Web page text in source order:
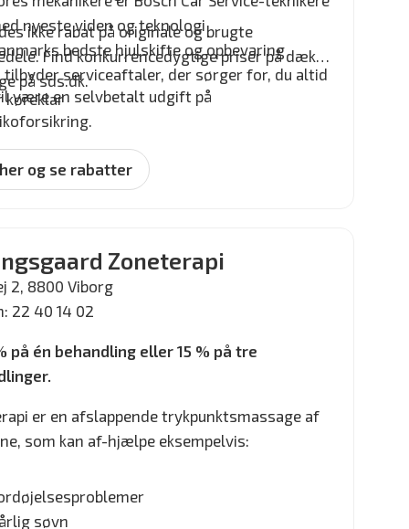
nyeste viden og teknologi
bedste hjulskifte og opbevaring
tilbyder serviceaftaler, der sørger for, du altid
køreklar
ikke rabat på originale og brugte
Find konkurrencedygtige priser på dæk
på sds.dk.
være en selvbetalt udgift på
og se rabatter
Zoneterapi
2, 8800 Viborg
22 40 14 02
på én behandling eller 15 % på tre
er en afslappende trykpunktsmassage af
som kan af-hjælpe eksempelvis:
søvn